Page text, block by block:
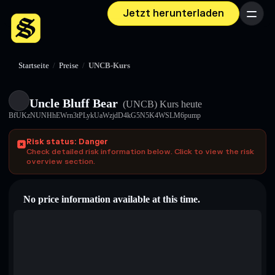
Jetzt herunterladen Menü
Startseite / Preise / UNCB-Kurs
Uncle Bluff Bear (UNCB) Kurs heute
BfUKzNUNHhEWrn3tPLykUaWzjdD4kG5N5K4WSLM6pump
Risk status: Danger
Check detailed risk information below. Click to view the risk
overview section.
No price information available at this time.